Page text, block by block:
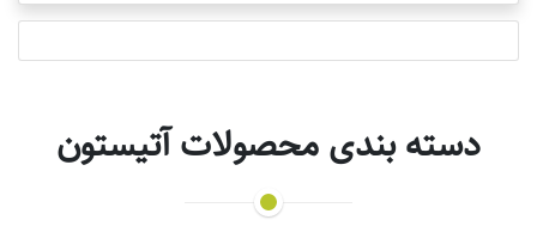
دسته بندی محصولات آتیستون